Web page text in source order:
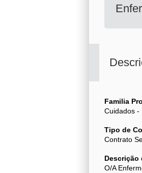
Familia
Cuidados -
Tipo de
Contrato
Descrição
O/A